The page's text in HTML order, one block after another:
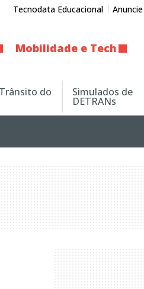
Tecnodata Educacional Anuncie
Mobilidade e Tech
do Simulados de
DETRANs